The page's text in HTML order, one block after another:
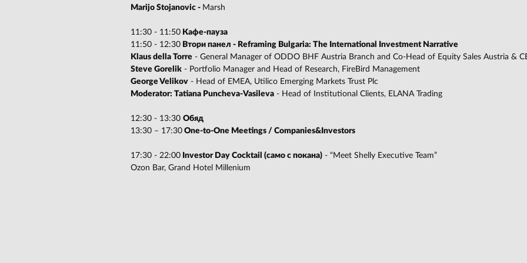
Marijo Stojanovic - Marsh
11:30 - 11:50 Кафе-пауза
11:50 - 12:30 Втори панел - Reframing Bulgaria: The International Investment Narrative
Klaus della Torre - General Manager of ODDO BHF Austria Branch and Co-Head of Equity Sales Austria &
Steve Gorelik - Portfolio Manager and Head of Research, FireBird Management
George Velikov - Head of EMEA, Utilico Emerging Markets Trust Plc
Moderator: Tatiana Puncheva-Vasileva - Head of Institutional Clients, ELANA Trading
12:30 - 13:30 Обяд
13:30 – 17:30 One-to-One Meetings / Companies&Investors
17:30 - 22:00 Investor Day Cocktail (само с покана) - “Meet Shelly Executive Team”
Ozon Bar, Grand Hotel Millenium